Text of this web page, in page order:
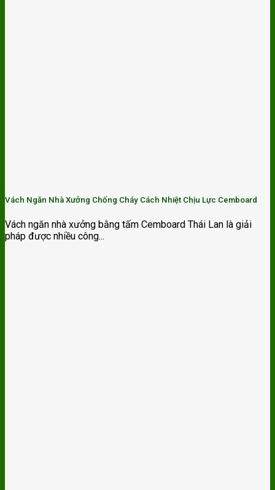
Vách Ngăn Nhà Xưởng Chống Cháy Cách Nhiệt Chịu Lực Cemboard
Vách ngăn nhà xưởng bằng tấm Cemboard Thái Lan là giải
pháp được nhiều công...